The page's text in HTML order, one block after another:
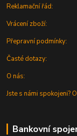
Reklamační řád:
Vrácení zboží:
Přepravní podmínky:
Časté dotazy:
O nás:
Jste s námi spokojeni?
Bankovní